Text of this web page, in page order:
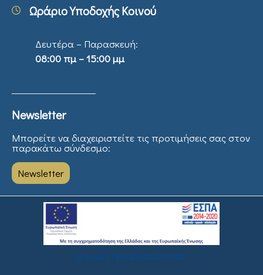
Ωράριο Υποδοχής Κοινού
Δευτέρα – Παρασκευή:
08:00 πμ – 15:00 μμ
Newsletter
Μπορείτε να διαχειριστείτε τις προτιμήσεις σας στον
παρακάτω σύνδεσμο:
Newsletter
Δήλωση Προσβασιμότητας